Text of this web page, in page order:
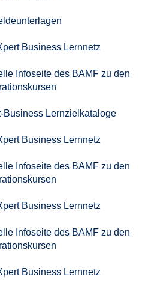
Business Lernnetz
Infoseite des BAMF zu den
Business Lernzielkataloge
Business Lernnetz
Infoseite des BAMF zu den
Business Lernnetz
Infoseite des BAMF zu den
Business Lernnetz